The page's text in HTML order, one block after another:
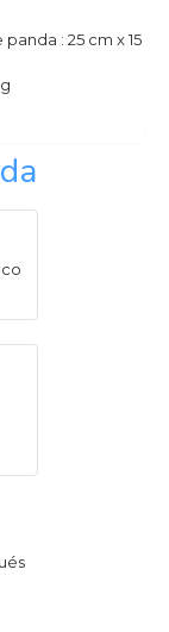
: 25 cm x 15